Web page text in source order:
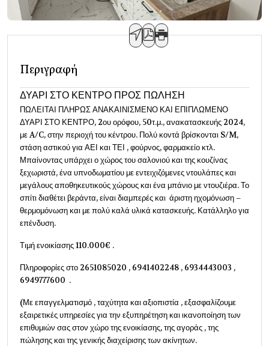
Περιγραφή
ΔΥΑΡΙ ΣΤΟ ΚΕΝΤΡΟ ΠΡΟΣ ΠΩΛΗΣΗ
ΠΩΛΕΙΤΑΙ ΠΛΗΡΩΣ ΑΝΑΚΑΙΝΙΣΜΕΝΟ ΚΑΙ ΕΠΙΠΛΩΜΕΝΟ
ΔΥΑΡΙ ΣΤΟ ΚΕΝΤΡΟ, 2ου ορόφου, 50τ.μ., ανακατασκευής 2024,
με A/C, στην περιοχή του κέντρου. Πολύ κοντά βρίσκονται S/M,
στάση αστικού για ΑΕΙ και ΤΕΙ , φούρνος, φαρμακείο κτλ.
Μπαίνοντας υπάρχει ο χώρος του σαλονιού και της κουζίνας
ξεχωριστά, ένα υπνοδωματίου με εντειχιζόμενες ντουλάπες και
μεγάλους αποθηκευτικούς χώρους και ένα μπάνιο με ντουζιέρα. Το
σπίτι διαθέτει βεράντα, είναι διαμπερές και άριστη ηχομόνωση –
θερμομόνωση και με πολύ καλά υλικά κατασκευής. Κατάλληλο για
επένδυση.
Τιμή ενοικίασης 110.000€ .
Πληροφορίες στο 2651085020 , 6941402248 , 6934443003 ,
6949777600 .
(Με επαγγελματισμό , ταχύτητα και αξιοπιστία , εξασφαλίζουμε
εξαιρετικές υπηρεσίες για την εξυπηρέτηση και ικανοποίηση των
επιθυμιών σας στον χώρο της ενοικίασης, της αγοράς , της
πώλησης και της γενικής διαχείρισης των ακίνητων.